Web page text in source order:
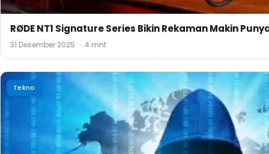
RØDE NT1 Signature Series Bikin Rekaman Makin
31 Desember 2025 · 4 mnt
Tekno